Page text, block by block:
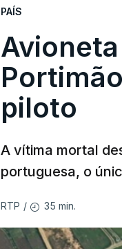
PAÍS
piloto
A vítima mortal
portuguesa, o
RTP / 35 min.